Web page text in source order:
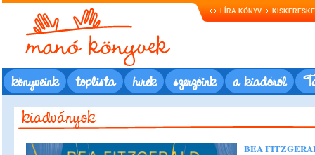
LÍRA KÖNYV
könyveink toplista hírek szerzőink a kiadóról
BEA